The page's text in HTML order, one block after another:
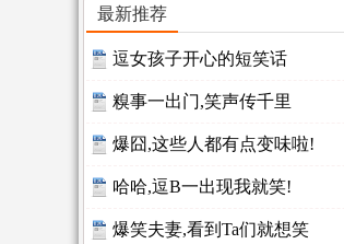
最新推荐
逗女孩子开心的短笑话
糗事一出门,笑声传千里
爆囧,这些人都有点变味啦!
哈哈,逗B一出现我就笑!
爆笑夫妻,看到Ta们就想笑